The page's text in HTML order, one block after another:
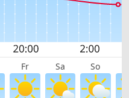
Fr Sa So